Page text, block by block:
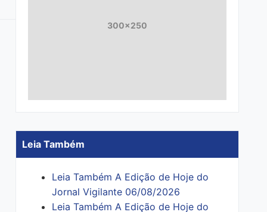
300x250
Leia Também
Leia Também A Edição de Hoje do
Jornal Vigilante 06/08/2026
Leia Também A Edição de Hoje do